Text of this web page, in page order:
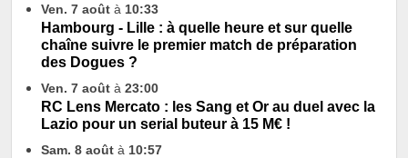
Ven. 7 août à 10:33
Hambourg - Lille : à quelle heure et sur quelle
chaîne suivre le premier match de préparation
des Dogues ?
Ven. 7 août à 23:00
RC Lens Mercato : les Sang et Or au duel avec la
Lazio pour un serial buteur à 15 M€ !
Sam. 8 août à 10:57